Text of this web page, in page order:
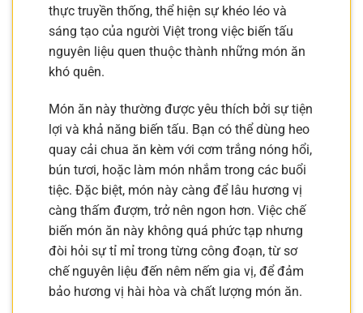
thực truyền thống, thể hiện sự khéo léo và
sáng tạo của người Việt trong việc biến tấu
nguyên liệu quen thuộc thành những món ăn
khó quên.
Món ăn này thường được yêu thích bởi sự tiện
lợi và khả năng biến tấu. Bạn có thể dùng heo
quay cải chua ăn kèm với cơm trắng nóng hổi,
bún tươi, hoặc làm món nhắm trong các buổi
tiệc. Đặc biệt, món này càng để lâu hương vị
càng thấm đượm, trở nên ngon hơn. Việc chế
biến món ăn này không quá phức tạp nhưng
đòi hỏi sự tỉ mỉ trong từng công đoạn, từ sơ
chế nguyên liệu đến nêm nếm gia vị, để đảm
bảo hương vị hài hòa và chất lượng món ăn.